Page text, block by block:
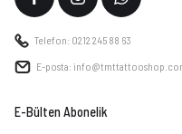
Telefon: 0212 245 88 63
E-posta:
E-Bülten Abonelik